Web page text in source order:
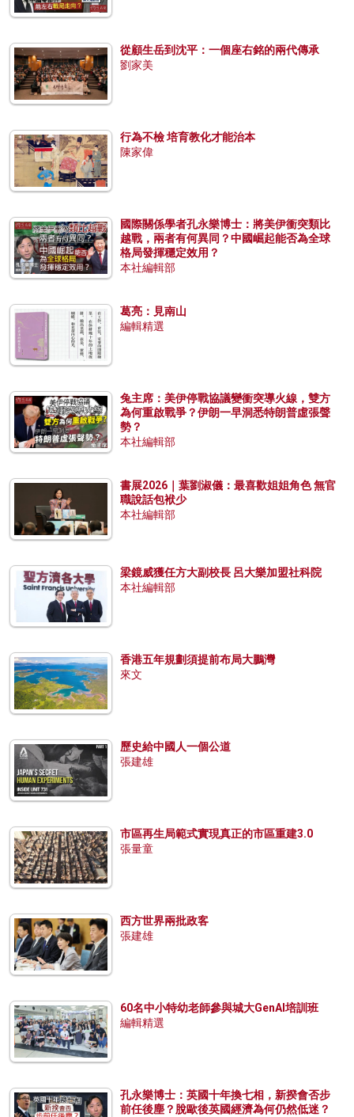
從顧生岳到沈平：一個座右銘的兩代傳承
劉家美
行為不檢 培育教化才能治本
陳家偉
國際關係學者孔永樂博士：將美伊衝突類比
越戰，兩者有何異同？中國崛起能否為全球
格局發揮穩定效用？
本社編輯部
葛亮：見南山
編輯精選
兔主席：美伊停戰協議變衝突導火線，雙方
為何重啟戰爭？伊朗一早洞悉特朗普虛張聲
勢？
本社編輯部
書展2026｜葉劉淑儀：最喜歡姐姐角色 無官
職說話包袱少
本社編輯部
梁鏡威獲任方大副校長 呂大樂加盟社科院
本社編輯部
香港五年規劃須提前布局大鵬灣
來文
歷史給中國人一個公道
張建雄
市區再生局範式實現真正的市區重建3.0
張量童
西方世界兩批政客
張建雄
60名中小特幼老師參與城大GenAI培訓班
編輯精選
孔永樂博士：英國十年換七相，新揆會否步
前任後塵？脫歐後英國經濟為何仍然低迷？